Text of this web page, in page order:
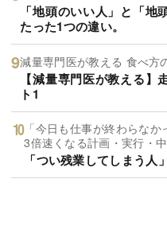
「地頭のいい人」と「地
たった1つの違い。
減量専門医が教える 食べ方
【減量専門医が教える
ト1
「今日も仕事が終わらな
3倍速くなる計画・実行・
「つい残業してしまう